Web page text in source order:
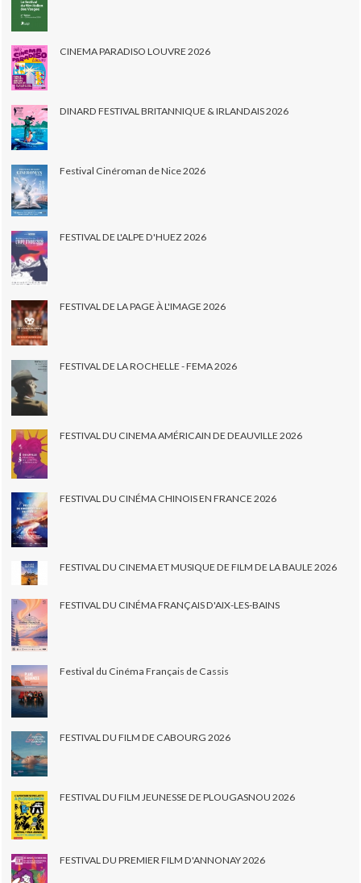
CINEMA PARADISO LOUVRE 2026
DINARD FESTIVAL BRITANNIQUE & IRLANDAIS 2026
Festival Cinéroman de Nice 2026
FESTIVAL DE L'ALPE D'HUEZ 2026
FESTIVAL DE LA PAGE À L'IMAGE 2026
FESTIVAL DE LA ROCHELLE - FEMA 2026
FESTIVAL DU CINEMA AMÉRICAIN DE DEAUVILLE 2026
FESTIVAL DU CINÉMA CHINOIS EN FRANCE 2026
FESTIVAL DU CINEMA ET MUSIQUE DE FILM DE LA BAULE 2026
FESTIVAL DU CINÉMA FRANÇAIS D'AIX-LES-BAINS
Festival du Cinéma Français de Cassis
FESTIVAL DU FILM DE CABOURG 2026
FESTIVAL DU FILM JEUNESSE DE PLOUGASNOU 2026
FESTIVAL DU PREMIER FILM D'ANNONAY 2026